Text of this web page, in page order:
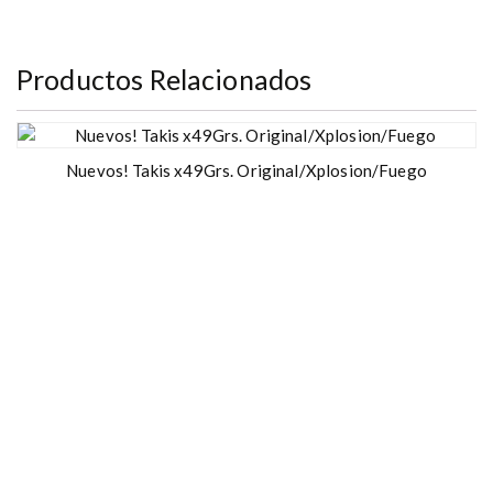
Productos Relacionados
Nuevos! Takis x49Grs. Original/Xplosion/Fuego